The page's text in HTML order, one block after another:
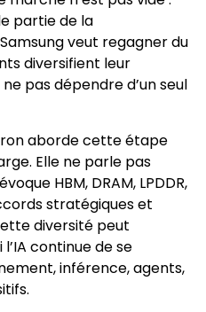
partie de la
veut regagner du
diversifient leur
pas dépendre d’un seul
aborde cette étape
Elle ne parle pas
HBM, DRAM, LPDDR,
stratégiques et
diversité peut
continue de se
inférence, agents,